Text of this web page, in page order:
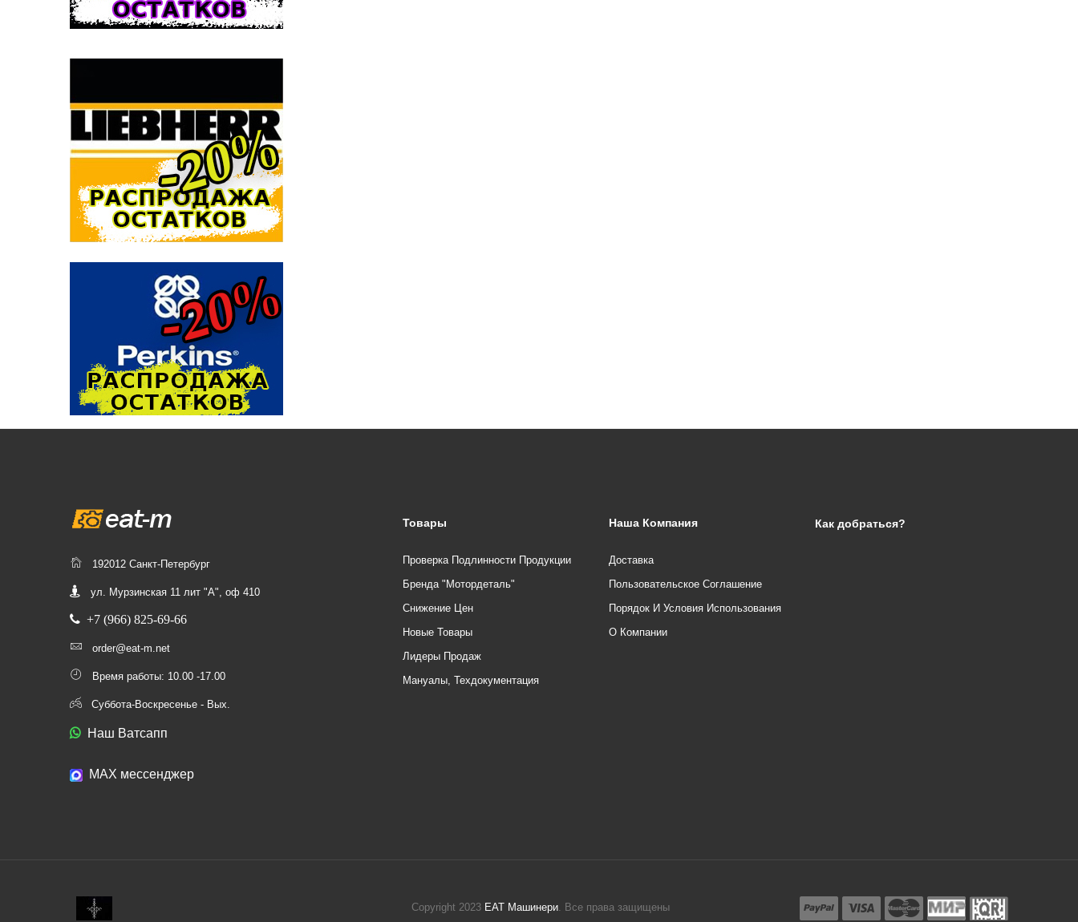
192012 Санкт-Петербург
ул. Мурзинская 11 лит "А", оф 410
+7 (966) 825-69-66
order@eat-m.net
Время работы: 10.00 -17.00
Суббота-Воскресенье - Вых.
Наш Ватсапп
МАХ мессенджер
Товары
Проверка Подлинности Продукции
Бренда "Мотордеталь"
Снижение Цен
Новые Товары
Лидеры Продаж
Мануалы, Техдокументация
Наша Компания
Доставка
Пользовательское Соглашение
Порядок И Условия Использования
О Компании
Как добраться?
Copyright 2023 ЕАТ Машинери. Все права защищены